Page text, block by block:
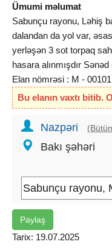
Ümumi məlumat
Sabunçu rayonu, Ləhiş
dalandan da yol var,
yerləşən 3 sot torpaq
hasara alınmışdır
Elan nömrəsi : M - 00101
Bu elanın vaxtı bitib.
Nazpəri
Bakı şəhəri
Paylaş
Tarix: 19.07.2025